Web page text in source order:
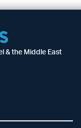
& the Middle East